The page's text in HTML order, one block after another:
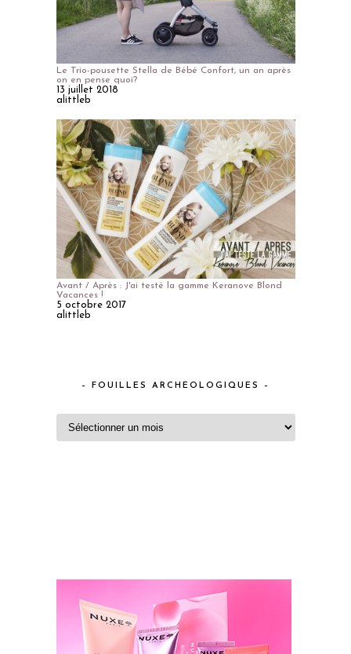
Le Trio-pousette Stella de Bébé Confort, un an après
on en pense quoi?
13 juillet 2018
alittleb
Avant / Après : J'ai testé la gamme Keranove Blond
Vacances !
5 octobre 2017
alittleb
– FOUILLES ARCHEOLOGIQUES –